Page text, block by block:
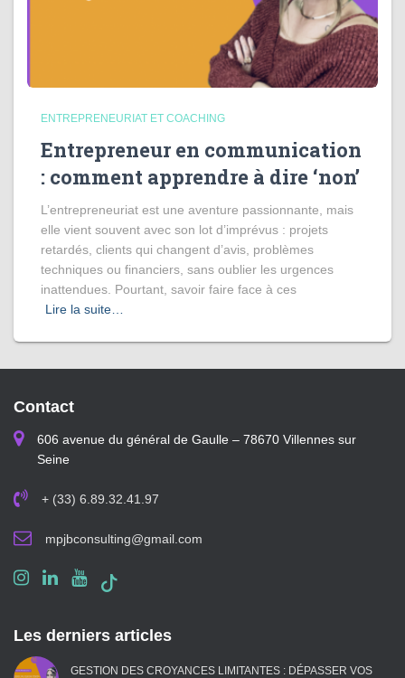
ENTREPRENEURIAT ET COACHING
Entrepreneur en communication
: comment apprendre à dire ‘non’
L’entrepreneuriat est une aventure passionnante, mais
elle vient souvent avec son lot d’imprévus : projets
retardés, clients qui changent d’avis, problèmes
techniques ou financiers, sans oublier les urgences
inattendues. Pourtant, savoir faire face à ces
Lire la suite…
Contact
606 avenue du général de Gaulle – 78670 Villennes sur
Seine
+ (33) 6.89.32.41.97
mpjbconsulting@gmail.com
Les derniers articles
GESTION DES CROYANCES LIMITANTES : DÉPASSER VOS